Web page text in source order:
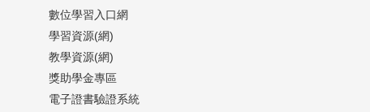
數位學習入口網
學習資源(網)
教學資源(網)
獎助學金專區
電子證書驗證系統